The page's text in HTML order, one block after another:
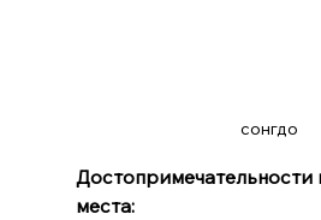
сонгдо
Достопримечательности
места: